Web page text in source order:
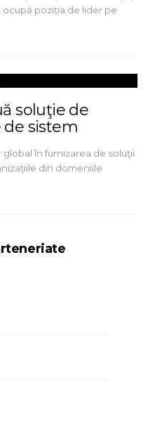
ocupă poziția de lider pe
soluţie de
de sistem
în furnizarea de soluţii
din domeniile